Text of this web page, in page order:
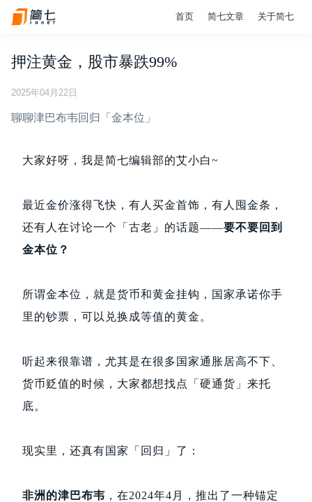
首页 简七文章 关于简七
押注黄金，股市暴跌99%
2025年04月22日
聊聊津巴布韦回归「金本位」
大家好呀，我是简七编辑部的艾小白~
最近金价涨得飞快，有人买金首饰，有人囤金条，
还有人在讨论一个「古老」的话题——要不要回到
金本位？
所谓金本位，就是货币和黄金挂钩，国家承诺你手
里的钞票，可以兑换成等值的黄金。
听起来很靠谱，尤其是在很多国家通胀居高不下、
货币贬值的时候，大家都想找点「硬通货」来托
底。
现实里，还真有国家「回归」了：
非洲的津巴布韦 ，在2024年4月，推出了一种锚定